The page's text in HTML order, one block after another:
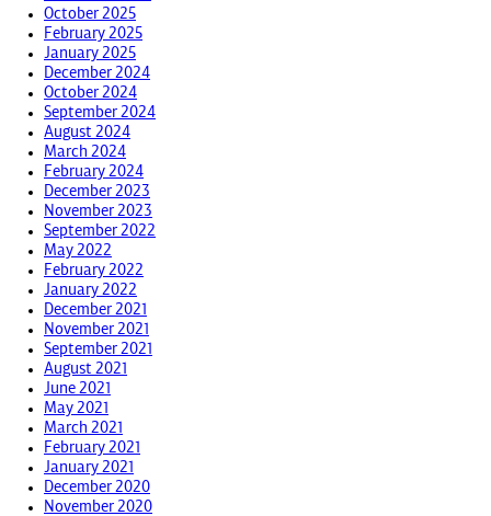
October 2025
February 2025
January 2025
December 2024
October 2024
September 2024
August 2024
March 2024
February 2024
December 2023
November 2023
September 2022
May 2022
February 2022
January 2022
December 2021
November 2021
September 2021
August 2021
June 2021
May 2021
March 2021
February 2021
January 2021
December 2020
November 2020